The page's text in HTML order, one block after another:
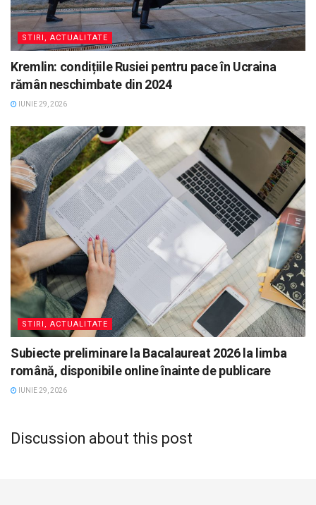
STIRI, ACTUALITATE
Kremlin: condițiile Rusiei pentru pace în Ucraina
rămân neschimbate din 2024
IUNIE 29, 2026
STIRI, ACTUALITATE
Subiecte preliminare la Bacalaureat 2026 la limba
română, disponibile online înainte de publicare
IUNIE 29, 2026
Discussion about this post